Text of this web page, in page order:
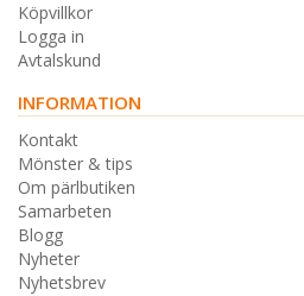
Köpvillkor
Logga in
Avtalskund
INFORMATION
Kontakt
Mönster & tips
Om pärlbutiken
Samarbeten
Blogg
Nyheter
Nyhetsbrev